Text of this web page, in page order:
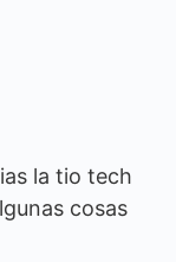
la tio tech
cosas